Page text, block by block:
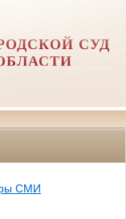
СУД
СМИ